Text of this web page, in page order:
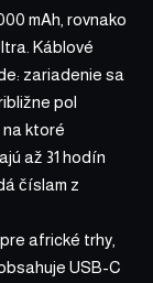
mAh, rovnako
Káblové
zariadenie sa
pol
na ktoré
až 31 hodín
číslam z
africké trhy,
USB-C